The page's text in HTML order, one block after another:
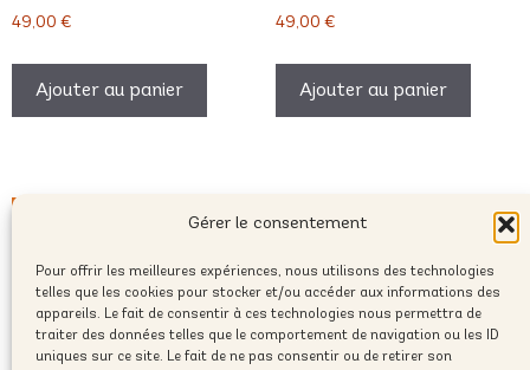
Gérer le consentement
Pour offrir les meilleures expériences, nous utilisons des technologies
telles que les cookies pour stocker et/ou accéder aux informations des
appareils. Le fait de consentir à ces technologies nous permettra de
traiter des données telles que le comportement de navigation ou les ID
uniques sur ce site. Le fait de ne pas consentir ou de retirer son
49,00 €
Ajouter au panier
49,00 €
Ajouter au panier